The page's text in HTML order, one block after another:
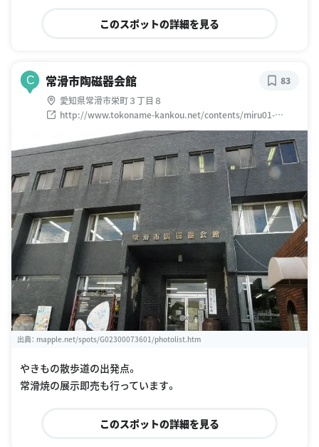
このスポットの詳細を見る
C 常滑市陶磁器会館
愛知県常滑市栄町３丁目８
http://www.tokoname-kankou.net/contents/miru01-
83
出典： mapple.net/spots/G02300073601/photolist.htm
やきもの散歩道の出発点。
常滑焼の展示即売も行っています。
このスポットの詳細を見る